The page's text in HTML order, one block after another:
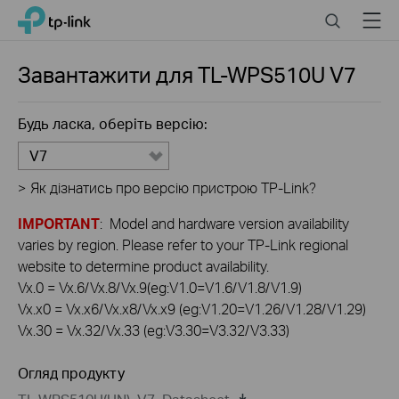
Click
navigation
TP-Link, Reliably Smart SearchMenu
Завантажити дляTL-WPS510UV7
Будь ласка, оберіть версію:
V7
> Як дізнатись про версію пристрою TP-Link?
IMPORTANT: Model and hardware version availability
varies by region. Please refer to your TP-Link regional
website to determine product availability.
Vx.0 = Vx.6/Vx.8/Vx.9(eg:V1.0=V1.6/V1.8/V1.9)
Vx.x0 = Vx.x6/Vx.x8/Vx.x9 (eg:V1.20=V1.26/V1.28/V1.29)
Vx.30 = Vx.32/Vx.33 (eg:V3.30=V3.32/V3.33)
Огляд продукту